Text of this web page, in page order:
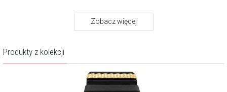
50 m
O marce Philipp Plein
Zegarki Philipp Plein charakteryzują się wyjątkowym wzornictwem,
Zobacz więcej
Produkty z kolekcji